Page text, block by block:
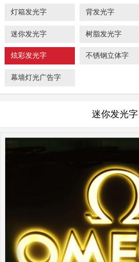
灯箱发光字 背发光字
迷你发光字 树脂发光字
炫彩发光字 不锈钢立体字
幕墙灯光广告字
迷你发光字